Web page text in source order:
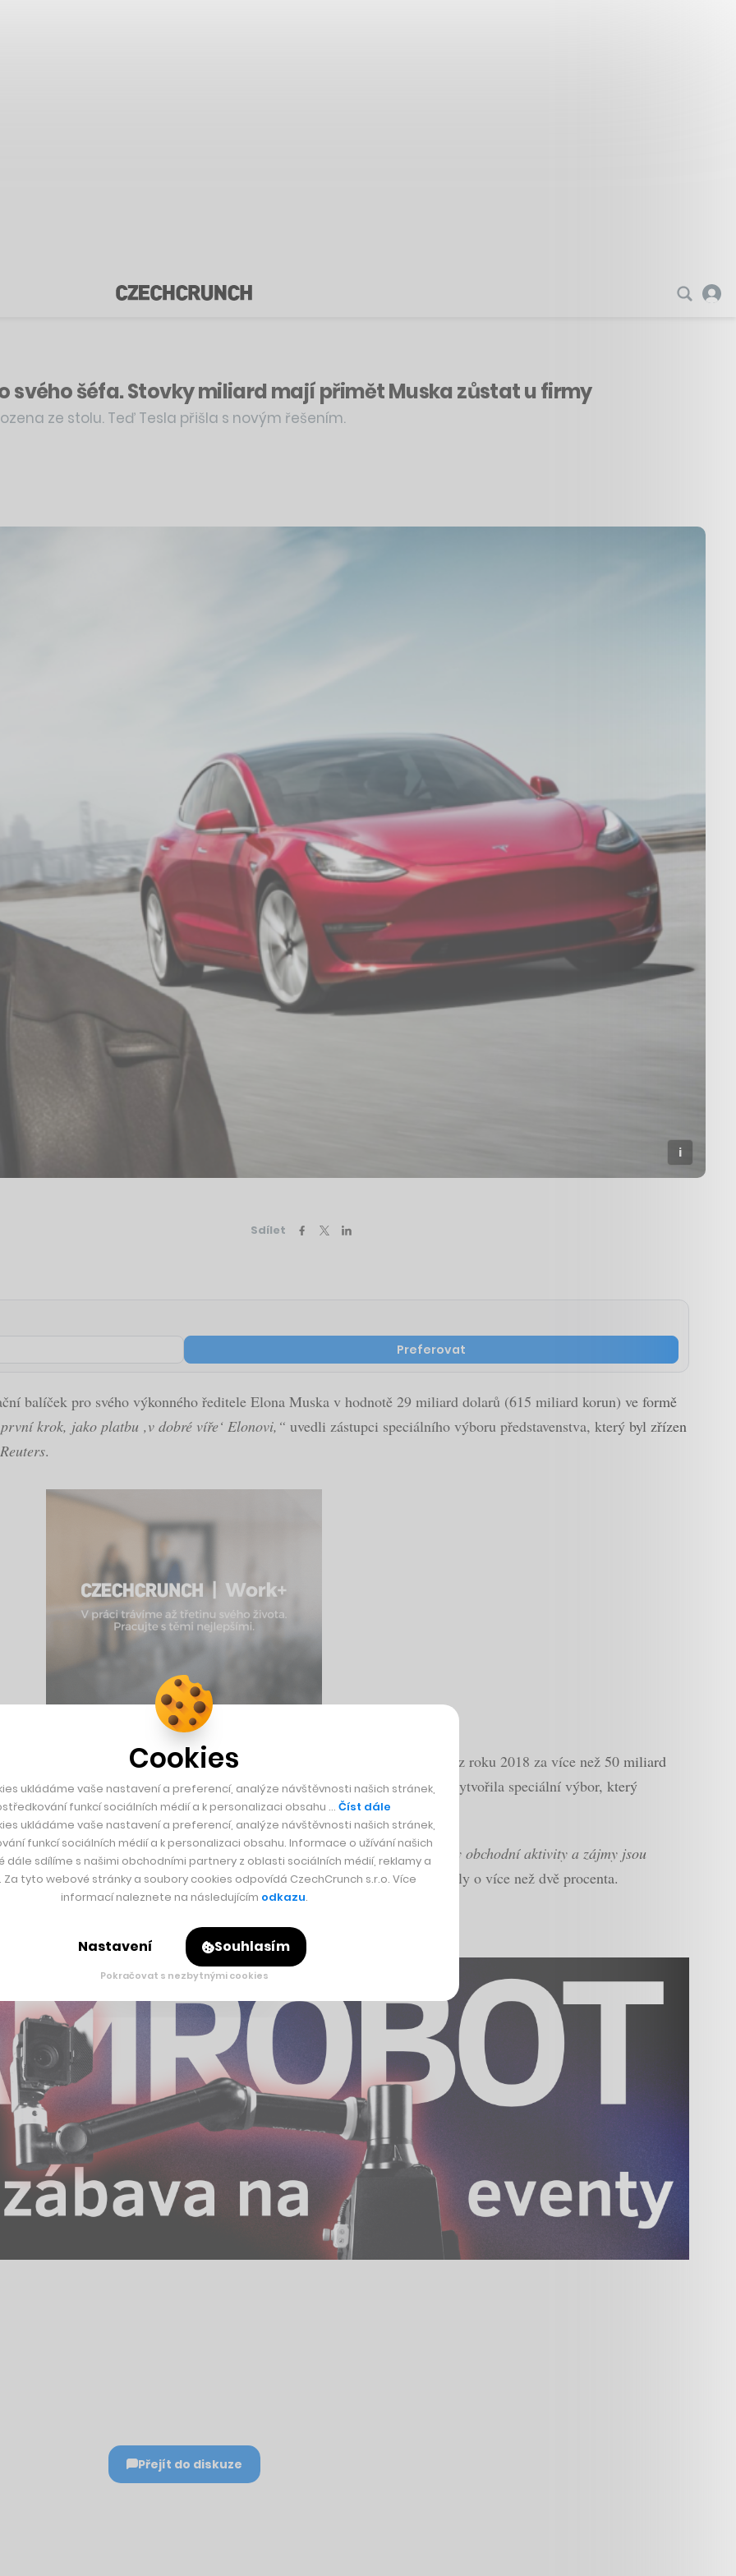
svého šéfa. Stovky miliard mají přimět Muska zůstat u firmy
ze stolu. Teď Tesla přišla s novým řešením.
Sdílet
Preferovat
balíček pro svého výkonného ředitele Elona Muska v hodnotě 29 miliard dolarů (615 miliard korun) ve formě
krok, jako platbu ‚v dobré víře‘ Elonovi,“ uvedli zástupci speciálního výboru představenstva, který byl zřízen
Reuters.
2024, kdy soud v Delaware zrušil Muskův původní kompenzační balíček z roku 2018 za více než 50 miliard
nespravedlivý vůči akcionářům. Musk se sice odvolal, ale Tesla mezitím vytvořila speciální výbor, který
dolaru, což je stejná cena jako u zrušeného balíčku.
hlasovací práva v Tesle, kde už teď drží 13% podíl.„Uznáváme, že Elonovy obchodní aktivity a zájmy jsou
zůstat u Tesly,“uvedl speciální výbor. Akcie Tesly po oznámení vzrostly o více než dvě procenta.
Přejít do diskuze
Cookies
ukládáme vaše nastavení a preferencí, analýze návštěvnosti našich stránek,
funkcí sociálních médií a k personalizaci obsahu … Číst dále
ukládáme vaše nastavení a preferencí, analýze návštěvnosti našich stránek,
funkcí sociálních médií a k personalizaci obsahu. Informace o užívání našich
dále sdílíme s našimi obchodními partnery z oblasti sociálních médií, reklamy a
Za tyto webové stránky a soubory cookies odpovídá CzechCrunch s.r.o. Více
informací naleznete na následujícím odkazu.
Nastavení Souhlasím
Pokračovat s nezbytnými cookies